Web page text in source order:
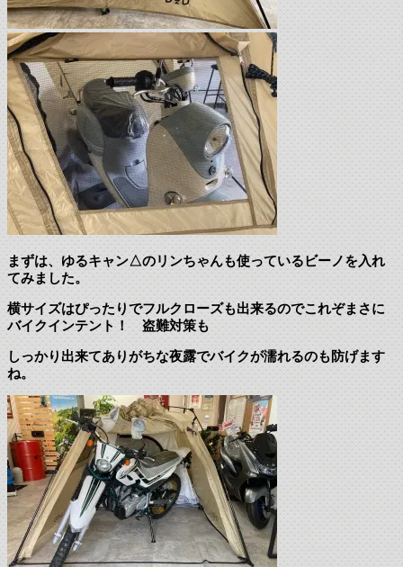
まずは、ゆるキャン△のリンちゃんも使っているビーノを入れ
てみました。
横サイズはぴったりでフルクローズも出来るのでこれぞまさに
バイクインテント！ 盗難対策も
しっかり出来てありがちな夜露でバイクが濡れるのも防げます
ね。